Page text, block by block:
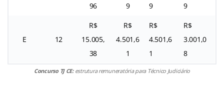
96
9
9
9
E 12
R$
15.005,
38
R$
4.501,6
1
R$
4.501,6
1
R$
3.001,0
8
Concurso TJ CE: estrutura remuneratória para Técnico Judiciário